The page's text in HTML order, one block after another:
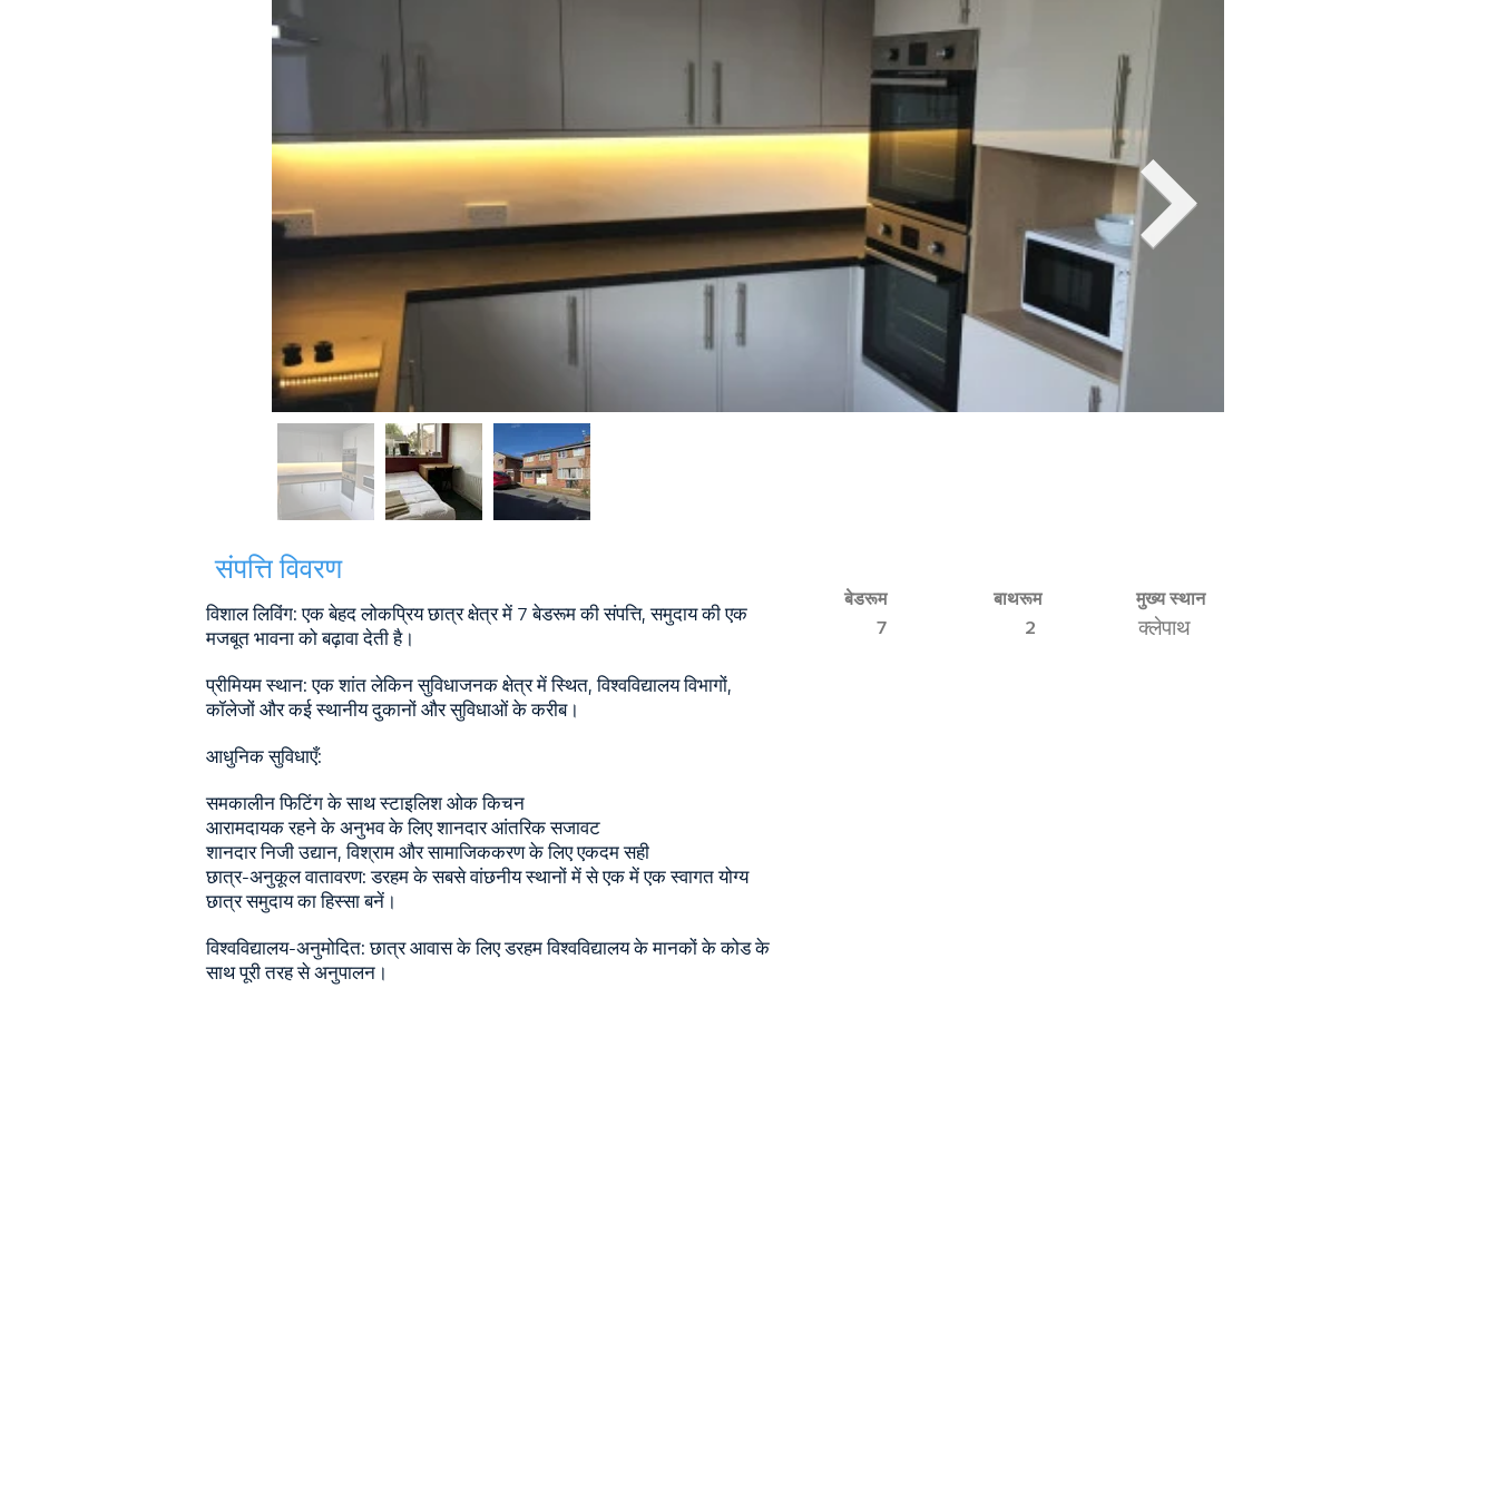
संपत्ति विवरण
विशाल लिविंग: एक बेहद लोकप्रिय छात्र क्षेत्र में 7 बेडरूम की संपत्ति, समुदाय की एक
मजबूत भावना को बढ़ावा देती है।
प्रीमियम स्थान: एक शांत लेकिन सुविधाजनक क्षेत्र में स्थित, विश्वविद्यालय विभागों,
कॉलेजों और कई स्थानीय दुकानों और सुविधाओं के करीब।
आधुनिक सुविधाएँ:
समकालीन फिटिंग के साथ स्टाइलिश ओक किचन
आरामदायक रहने के अनुभव के लिए शानदार आंतरिक सजावट
शानदार निजी उद्यान, विश्राम और सामाजिककरण के लिए एकदम सही
छात्र-अनुकूल वातावरण: डरहम के सबसे वांछनीय स्थानों में से एक में एक स्वागत योग्य
छात्र समुदाय का हिस्सा बनें।
विश्वविद्यालय-अनुमोदित: छात्र आवास के लिए डरहम विश्वविद्यालय के मानकों के कोड के
साथ पूरी तरह से अनुपालन।
बेडरूम बाथरूम मुख्य स्थान
7 2 क्लेपाथ